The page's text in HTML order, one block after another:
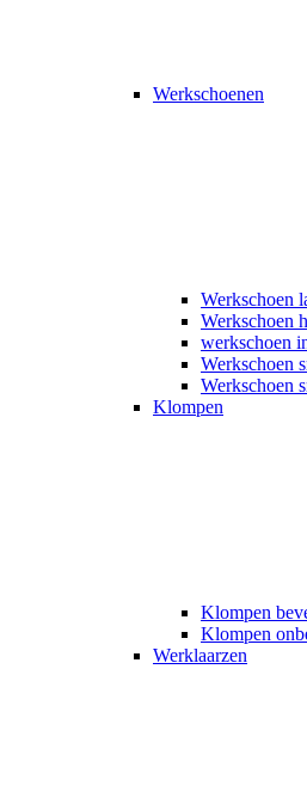
Werkschoenen
Werkschoen
Werkschoen
werkschoen
Werkschoen
Werkschoen
Klompen
Klompen
Klompen
Werklaarzen